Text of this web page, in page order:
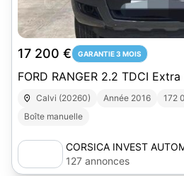
17 200 € GARANTIE 3 MOIS
FORD RANGER 2.2 TDCI
Calvi (20260) Année 2016 172
Boîte manuelle
CORSICA INVEST
127 annonces